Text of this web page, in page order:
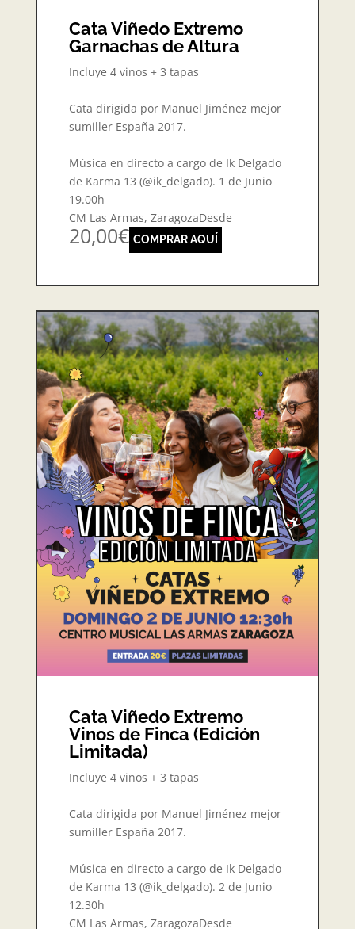
Cata Viñedo Extremo
Garnachas de Altura
Incluye 4 vinos + 3 tapas
Cata dirigida por Manuel Jiménez mejor
sumiller España 2017.
Música en directo a cargo de Ik Delgado
de Karma 13 (@ik_delgado). 1 de Junio
19.00h
CM Las Armas, ZaragozaDesde
20,00€ COMPRAR AQUÍ
Cata Viñedo Extremo
Vinos de Finca (Edición
Limitada)
Incluye 4 vinos + 3 tapas
Cata dirigida por Manuel Jiménez mejor
sumiller España 2017.
Música en directo a cargo de Ik Delgado
de Karma 13 (@ik_delgado). 2 de Junio
12.30h
CM Las Armas, ZaragozaDesde